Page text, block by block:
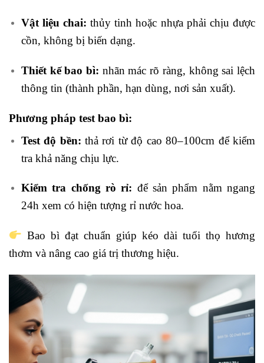
Vật liệu chai: thủy tinh hoặc nhựa phải chịu được
cồn, không bị biến dạng.
Thiết kế bao bì: nhãn mác rõ ràng, không sai lệch
thông tin (thành phần, hạn dùng, nơi sản xuất).
Phương pháp test bao bì:
Test độ bền: thả rơi từ độ cao 80–100cm để kiểm
tra khả năng chịu lực.
Kiểm tra chống rò rỉ: để sản phẩm nằm ngang
24h xem có hiện tượng rỉ nước hoa.
Bao bì đạt chuẩn giúp kéo dài tuổi thọ hương
thơm và nâng cao giá trị thương hiệu.